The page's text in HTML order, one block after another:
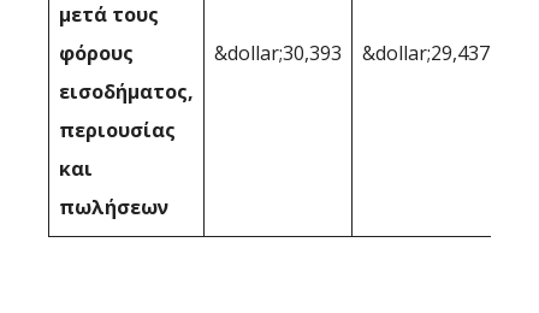
μετά τους
φόρους
εισοδήματος,
περιουσίας
και
πωλήσεων
&dollar;30,393 &dollar;29,437